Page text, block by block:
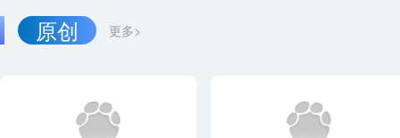
更多>
原创